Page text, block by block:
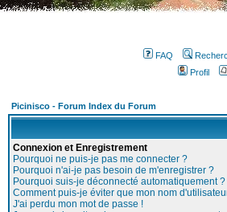
FAQ
Profil
Picinisco - Forum Index du Forum
Connexion et Enregistrement
Pourquoi ne puis-je pas me connecter ?
Pourquoi n'ai-je pas besoin de m'enregistrer ?
Pourquoi suis-je déconnecté automatiquement ?
Comment puis-je éviter que mon nom
J'ai perdu mon mot de passe !